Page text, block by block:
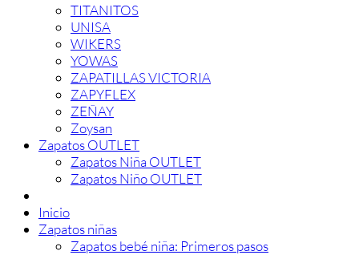
TITANITOS
UNISA
WIKERS
YOWAS
ZAPATILLAS VICTORIA
ZAPYFLEX
ZEÑAY
Zoysan
Zapatos OUTLET
Zapatos Niña OUTLET
Zapatos Niño OUTLET
Inicio
Zapatos niñas
Zapatos bebé niña: Primeros pasos